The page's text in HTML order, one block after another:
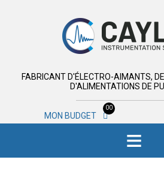
FABRICANT D'ÉLECTRO-AIMANTS,
D'ALIMENTATIONS DE
MON BUDGET
00
≡